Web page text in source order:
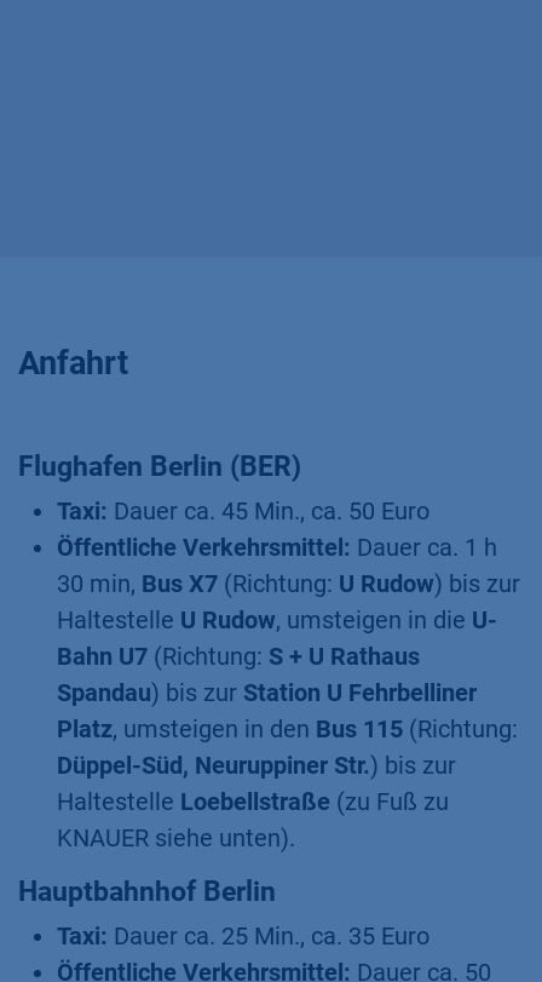
Anfahrt
Flughafen Berlin (BER)
Taxi: Dauer ca. 45 Min., ca. 50 Euro
Öffentliche Verkehrsmittel: Dauer ca. 1 h
30 min, Bus X7 (Richtung: U Rudow) bis zur
Haltestelle U Rudow, umsteigen in die U-
Bahn U7 (Richtung: S + U Rathaus
Spandau) bis zur Station U Fehrbelliner
Platz, umsteigen in den Bus 115 (Richtung:
Düppel-Süd, Neuruppiner Str.) bis zur
Haltestelle Loebellstraße (zu Fuß zu
KNAUER siehe unten).
Hauptbahnhof Berlin
Taxi: Dauer ca. 25 Min., ca. 35 Euro
Öffentliche Verkehrsmittel: Dauer ca. 50